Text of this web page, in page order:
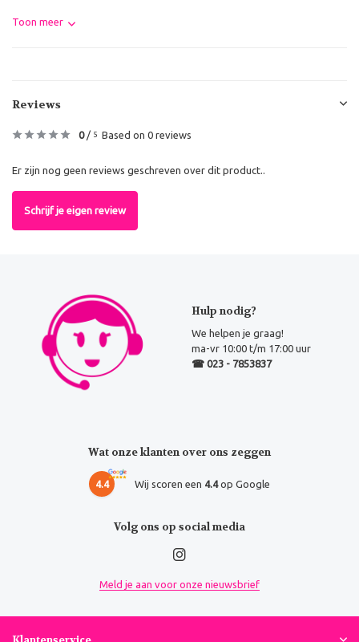
Toon meer
Reviews
0/ 5 Based on 0 reviews
Er zijn nog geen reviews geschreven over dit product..
Schrijf je eigen review
Hulp nodig?
We helpen je graag!
ma-vr 10:00 t/m 17:00 uur
☎ 023 - 7853837
Wat onze klanten over ons zeggen
4.4 Wij scoren een 4.4op Google
Volg ons op social media
Meld je aan voor onze nieuwsbrief